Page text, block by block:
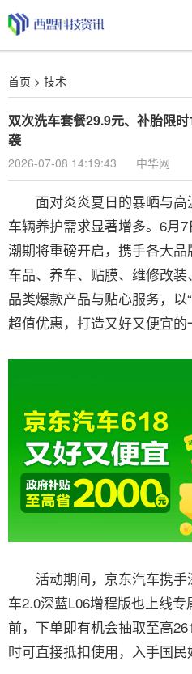
首页 > 技术
双次洗车套餐29.9元、补胎限
袭
2026-07-08 14:19:43 中华网
面对炎炎夏日的暴晒与高
车辆养护需求显著增多。6月
潮期将重磅开启，携手各大品
车品、养车、贴膜、维修改
品类爆款产品与贴心服务，以
超值优惠，打造又好又便宜的
活动期间，京东汽车携手
车2.0深蓝L06增程版也上线
前，下单即有机会抽取至高
时可直接抵扣使用，入手国民